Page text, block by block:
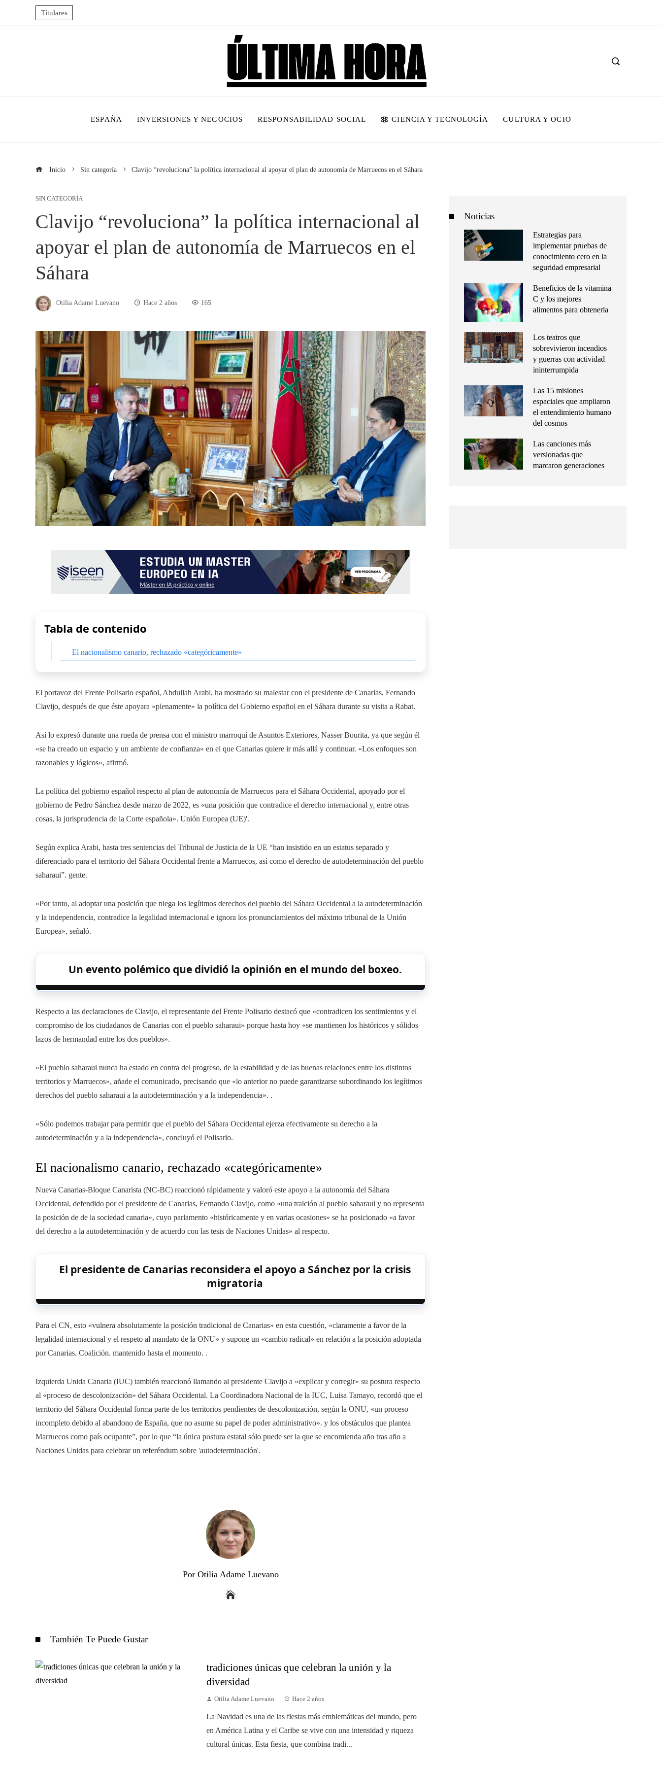
Títulares
ESPAÑA INVERSIONES Y NEGOCIOS RESPONSABILIDAD SOCIAL CIENCIA Y TECNOLOGÍA CULTURA Y OCIO
Inicio Sin categoría Clavijo “revoluciona” la política internacional al apoyar el plan de autonomía de Marruecos en el Sáhara
SIN CATEGORÍA
Clavijo “revoluciona” la política internacional al
apoyar el plan de autonomía de Marruecos en el
Sáhara
Otilia Adame Luevano Hace 2 años 165
Tabla de contenido
El nacionalismo canario, rechazado «categóricamente»
El portavoz del Frente Polisario español, Abdullah Arabi, ha mostrado su malestar con el presidente de Canarias, Fernando
Clavijo, después de que éste apoyara «plenamente» la política del Gobierno español en el Sáhara durante su visita a Rabat.
Así lo expresó durante una rueda de prensa con el ministro marroquí de Asuntos Exteriores, Nasser Bourita, ya que según él
«se ha creado un espacio y un ambiente de confianza» en el que Canarias quiere ir más allá y continuar. «Los enfoques son
razonables y lógicos», afirmó.
La política del gobierno español respecto al plan de autonomía de Marruecos para el Sáhara Occidental, apoyado por el
gobierno de Pedro Sánchez desde marzo de 2022, es «una posición que contradice el derecho internacional y, entre otras
cosas, la jurisprudencia de la Corte española». Unión Europea (UE)'.
Según explica Arabi, hasta tres sentencias del Tribunal de Justicia de la UE “han insistido en un estatus separado y
diferenciado para el territorio del Sáhara Occidental frente a Marruecos, así como el derecho de autodeterminación del pueblo
saharaui”. gente.
«Por tanto, al adoptar una posición que niega los legítimos derechos del pueblo del Sáhara Occidental a la autodeterminación
y la independencia, contradice la legalidad internacional e ignora los pronunciamientos del máximo tribunal de la Unión
Europea», señaló.
Un evento polémico que dividió la opinión en el mundo del boxeo.
Respecto a las declaraciones de Clavijo, el representante del Frente Polisario destacó que «contradicen los sentimientos y el
compromiso de los ciudadanos de Canarias con el pueblo saharaui» porque hasta hoy «se mantienen los históricos y sólidos
lazos de hermandad entre los dos pueblos».
«El pueblo saharaui nunca ha estado en contra del progreso, de la estabilidad y de las buenas relaciones entre los distintos
territorios y Marruecos», añade el comunicado, precisando que «lo anterior no puede garantizarse subordinando los legítimos
derechos del pueblo saharaui a la autodeterminación y a la independencia». .
«Sólo podemos trabajar para permitir que el pueblo del Sáhara Occidental ejerza efectivamente su derecho a la
autodeterminación y a la independencia», concluyó el Polisario.
El nacionalismo canario, rechazado «categóricamente»
Nueva Canarias-Bloque Canarista (NC-BC) reaccionó rápidamente y valoró este apoyo a la autonomía del Sáhara
Occidental, defendido por el presidente de Canarias, Fernando Clavijo, como «una traición al pueblo saharaui y no representa
la posición de de la sociedad canaria», cuyo parlamento «históricamente y en varias ocasiones» se ha posicionado «a favor
del derecho a la autodeterminación y de acuerdo con las tesis de Naciones Unidas» al respecto.
El presidente de Canarias reconsidera el apoyo a Sánchez por la crisis
migratoria
Para el CN, esto «vulnera absolutamente la posición tradicional de Canarias» en esta cuestión, «claramente a favor de la
legalidad internacional y el respeto al mandato de la ONU» y supone un «cambio radical» en relación a la posición adoptada
por Canarias. Coalición. mantenido hasta el momento. .
Izquierda Unida Canaria (IUC) también reaccionó llamando al presidente Clavijo a «explicar y corregir» su postura respecto
al «proceso de descolonización» del Sáhara Occidental. La Coordinadora Nacional de la IUC, Luisa Tamayo, recordó que el
territorio del Sáhara Occidental forma parte de los territorios pendientes de descolonización, según la ONU, «un proceso
incompleto debido al abandono de España, que no asume su papel de poder administrativo». y los obstáculos que plantea
Marruecos como país ocupante”, por lo que “la única postura estatal sólo puede ser la que se encomienda año tras año a
Naciones Unidas para celebrar un referéndum sobre 'autodeterminación'.
Por Otilia Adame Luevano
También Te Puede Gustar
tradiciones únicas que celebran la unión y la
diversidad
Otilia Adame Luevano Hace 2 años
La Navidad es una de las fiestas más emblemáticas del mundo, pero
en América Latina y el Caribe se vive con una intensidad y riqueza
cultural únicas. Esta fiesta, que combina tradi...
Noticias
Estrategias para
implementar pruebas de
conocimiento cero en la
seguridad empresarial
Beneficios de la vitamina
C y los mejores
alimentos para obtenerla
Los teatros que
sobrevivieron incendios
y guerras con actividad
ininterrumpida
Las 15 misiones
espaciales que ampliaron
el entendimiento humano
del cosmos
Las canciones más
versionadas que
marcaron generaciones